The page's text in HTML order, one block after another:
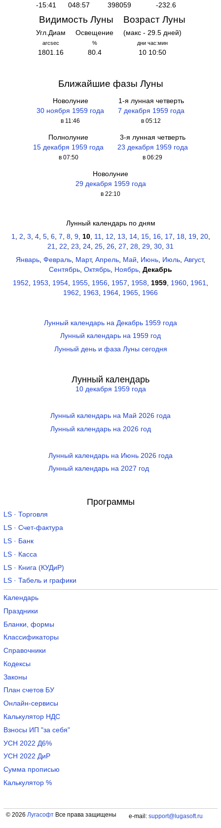
-15:41 048:57 398059 -232.6
Видимость Луны
Угл.Диам
arcsec
1801.16
Освещение
%
80.4
Возраст Луны
(макс - 29.5 дней)
дни час:мин
10 10:50
Ближайшие фазы Луны
Новолуние
30 ноября 1959 года
в 11:46
1-я лунная четверть
7 декабря 1959 года
в 05:12
Полнолуние
15 декабря 1959 года
в 07:50
3-я лунная четверть
23 декабря 1959 года
в 06:29
Новолуние
29 декабря 1959 года
в 22:10
Лунный календарь по дням
1, 2, 3, 4, 5, 6, 7, 8, 9, 10, 11, 12, 13, 14, 15, 16, 17, 18, 19, 20,
21, 22, 23, 24, 25, 26, 27, 28, 29, 30, 31
Январь Февраль Март, Апрель Май Июнь Июль Август,
Сентябрь Октябрь Ноябрь Декабрь
1952
1953 1954 1955 1956 1957 1958 1959 1960 1961
1962
1963 1964 1965 1966
Лунный календарь на Декабрь 1959 года
Лунный календарь на 1959 год
Лунный день и фаза Луны сегодня
Лунный календарь
10 декабря 1959 года
Лунный календарь на Май 2026 года
Лунный календарь на 2026 год
Лунный календарь на Июнь 2026 года
Лунный календарь на 2027 год
Программы
LS · Торговля
LS · Счет-фактура
LS · Банк
LS · Касса
LS · Книга (КУДиР)
LS · Табель и графики
Календарь
Праздники
Бланки, формы
Классификаторы
Справочники
Кодексы
Законы
План счетов БУ
Онлайн-сервисы
Калькулятор НДС
Взносы ИП "за себя"
УСН 2022 Д6%
УСН 2022 ДиР
Сумма прописью
Калькулятор %
© 2026 ЛугасофтВсе права защищены e-mail: support@lugasoft.ru